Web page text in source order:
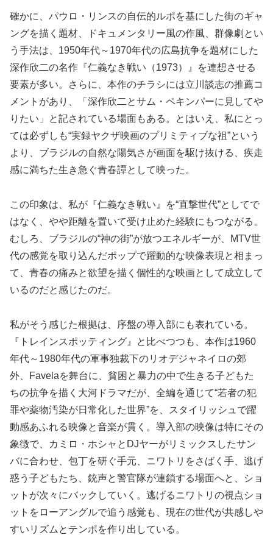
確かに、パウロ・リンスの自伝的ルポを基にした街のギャ
ングを描く題材、ドキュメンタリー風の作風、群像劇とい
う手法は、1950年代～1970年代の広島抗争を題材にした
深作欣二の名作『仁義なき戦い（1973）』を連想させる
要素が多い。さらに、本作のチラシには立川談志の推薦コ
メントがあり、「深作欣二とサム・ペキンパーに見してや
りたい」と記されている場面もある。とはいえ、私にとっ
ては必ずしも“実録ヤクザ映画のプリミティブな祖”という
より、ブラジルの自然な陽気さが画面を駆け抜ける、疾走
感に満ちた生き急ぐ青春譚として映った。
この印象は、私が『仁義なき戦い』を“直撃世代”としてで
はなく、やや距離を置いて受け止めた経験にもつながる。
むしろ、ブラジルの“神の街”が放つエネルギーが、MTV世
代の感覚を取り込んだポップで躍動的な映像表現と相まっ
て、青春の痛みと欲望を描く個性的な映画として成立して
いるのだと感じたのだ。
私がそう感じた根拠は、序盤の導入部にも表れている。
『トレインスポッティング』と比べつつも、本作は1960
年代～1980年代の軍事独裁下のリオデジャネイロの郊
外、Favelaを舞台に、貧困と暴力の中で生きる子どもた
ちの抗争を描く大河ドラマだが、全編を通じて“若者の犯
罪や薬物汚染が日常化した世界”を、スタイリッシュで躍
動感あふれる映像と音楽が貫く。導入部の映像は特にその
象徴で、カミロ・ホシャとDJヤーがリミックスしたサン
バに合わせ、包丁を研ぐ手元、ニワトリをさばく手、逃げ
惑う子どもたち、銃声と警官隊が連鎖する場面へと、ショ
ットが次々にバックしていく。逃げるニワトリの視点ショ
ットをローアングルで追う感覚も、現在の世代が共感しや
すいリズムとテンポを作り出している。